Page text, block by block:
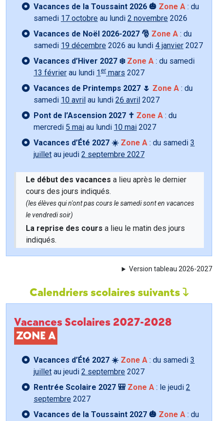
Vacances de la Toussaint 2026 🎃 Zone A : du
samedi 17 octobre au lundi 2 novembre 2026
Vacances de Noël 2026-2027 🎅 Zone A : du
samedi 19 décembre 2026 au lundi 4 janvier 2027
Vacances d’Hiver 2027 ❄️ Zone A : du samedi
13 février au lundi 1 er mars 2027
Vacances de Printemps 2027 🌷 Zone A : du
samedi 10 avril au lundi 26 avril 2027
Pont de l’Ascension 2027 ✝️ Zone A : du
mercredi 5 mai au lundi 10 mai 2027
Vacances d’Été 2027 ☀️ Zone A : du samedi 3
juillet au jeudi 2 septembre 2027
Le début des vacances a lieu après le dernier
cours des jours indiqués.
(les élèves qui n'ont pas cours le samedi sont en vacances
le vendredi soir)
La reprise des cours a lieu le matin des jours
indiqués.
Version tableau 2026-2027
Calendriers scolaires suivants
Vacances Scolaires 2027-2028
ZONE A
Vacances d’Été 2027 ☀️ Zone A : du samedi 3
juillet au jeudi 2 septembre 2027
Rentrée Scolaire 2027 🎒 Zone A : le jeudi 2
septembre 2027
Vacances de la Toussaint 2027 🎃 Zone A : du